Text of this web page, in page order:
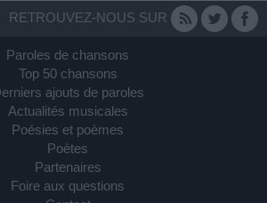
RETROUVEZ-NOUS SUR
Paroles de chansons
Top 50 chansons
ajouts de paroles
Actualités musicales
Poésies et poèmes
Poètes
Partenaires
Foire aux questions